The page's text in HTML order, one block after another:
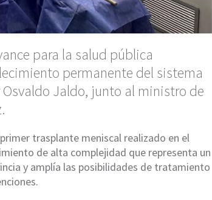
para la salud pública
permanente del sistema
Jaldo, junto al ministro de
trasplante meniscal realizado en el
de alta complejidad que representa un
y amplía las posibilidades de tratamiento